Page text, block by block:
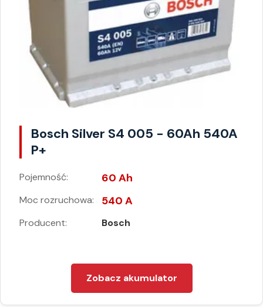
Bosch Silver S4 005 - 60Ah 540A
P+
Pojemność: 60 Ah
Moc rozruchowa: 540 A
Producent: Bosch
Zobacz akumulator